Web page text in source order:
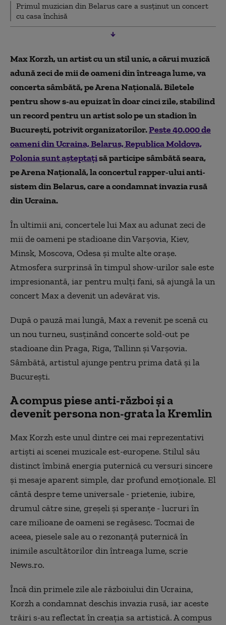
Primul muzician din Belarus care a susţinut un concert
cu casa închisă
Max Korzh, un artist cu un stil unic, a cărui muzică
adună zeci de mii de oameni din întreaga lume, va
concerta sâmbătă, pe Arena Naţională. Biletele
pentru show s-au epuizat în doar cinci zile, stabilind
un record pentru un artist solo pe un stadion în
Bucureşti, potrivit organizatorilor.Peste 40.000 de
oameni din Ucraina, Belarus, Republica Moldova,
Polonia sunt aşteptaţisă participe sâmbătă seara,
pe Arena Naţională, la concertul rapper-ului anti-
sistem din Belarus, care a condamnat invazia rusă
din Ucraina.
În ultimii ani, concertele lui Max au adunat zeci de
mii de oameni pe stadioane din Varşovia, Kiev,
Minsk, Moscova, Odesa şi multe alte oraşe.
Atmosfera surprinsă în timpul show-urilor sale este
impresionantă, iar pentru mulţi fani, să ajungă la un
concert Max a devenit un adevărat vis.
După o pauză mai lungă, Max a revenit pe scenă cu
un nou turneu, susţinând concerte sold-out pe
stadioane din Praga, Riga, Tallinn şi Varşovia.
Sâmbătă, artistul ajunge pentru prima dată şi la
Bucureşti.
A compus piese anti-război şi a
devenit persona non-grata la Kremlin
Max Korzh este unul dintre cei mai reprezentativi
artişti ai scenei muzicale est-europene. Stilul său
distinct îmbină energia puternică cu versuri sincere
şi mesaje aparent simple, dar profund emoţionale. El
cântă despre teme universale - prietenie, iubire,
drumul către sine, greşeli şi speranţe - lucruri în
care milioane de oameni se regăsesc. Tocmai de
aceea, piesele sale au o rezonanţă puternică în
inimile ascultătorilor din întreaga lume, scrie
News.ro.
Încă din primele zile ale războiului din Ucraina,
Korzh a condamnat deschis invazia rusă, iar aceste
trăiri s-au reflectat în creaţia sa artistică. A compus